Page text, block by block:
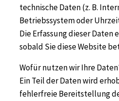
technische Daten (z. B.
Betriebssystem oder
Die Erfassung dieser
sobald Sie diese Website
Wofür nutzen wir Ihre
Ein Teil der Daten wird
fehlerfreie Bereitstellung